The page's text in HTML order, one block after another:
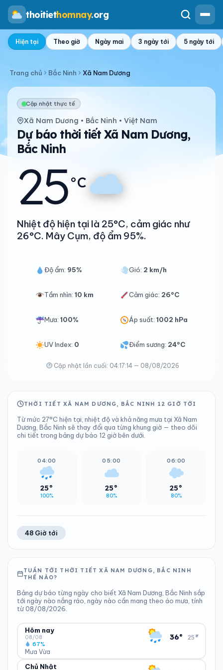
thoitiethomnay.org
Hiện tại Theo giờ Ngày mai 3 ngày tới 5 ngày tới
Trang chủ Bắc Ninh Xã Nam Dương
Cập nhật thực tế
Xã Nam Dương • Bắc Ninh • Việt Nam
Dự báo thời tiết Xã Nam Dương,
Bắc Ninh
25°C
Nhiệt độ hiện tại là 25°C, cảm giác như
26°C. Mây Cụm, độ ẩm 95%.
Độ ẩm: 95% Gió: 2 km/h
Tầm nhìn: 10 km Cảm giác: 26°C
Mưa: 100% Áp suất:1002 hPa
UV Index: 0 Điểm sương: 24°C
Cập nhật lần cuối: 04:17:14 — 08/08/2026
THỜI TIẾT XÃ NAM DƯƠNG, BẮC NINH 12 GIỜ TỚI
Từ mức 27°C hiện tại, nhiệt độ và khả năng mưa tại Xã Nam
Dương, Bắc Ninh sẽ thay đổi qua từng khung giờ — theo dõi
chi tiết trong bảng dự báo 12 giờ bên dưới.
04:00
25°
100%
05:00
25°
80%
06:00
25°
80%
48 Giờ tới
TUẦN TỚI THỜI TIẾT XÃ NAM DƯƠNG, BẮC NINH
THẾ NÀO?
Bảng dự báo từng ngày cho biết Xã Nam Dương, Bắc Ninh sắp
tới ngày nào nắng ráo, ngày nào cần mang theo áo mưa, tính
từ 08/08/2026.
Hôm nay
08/08
Mưa Vừa
67%
36° 25°
▾
ĐỘ ẨM
Chủ Nhật